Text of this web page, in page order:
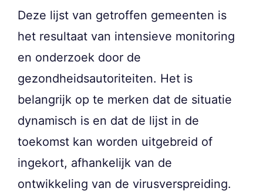
Deze lijst van getroffen gemeenten is
het resultaat van intensieve monitoring
en onderzoek door de
gezondheidsautoriteiten. Het is
belangrijk op te merken dat de situatie
dynamisch is en dat de lijst in de
toekomst kan worden uitgebreid of
ingekort, afhankelijk van de
ontwikkeling van de virusverspreiding.